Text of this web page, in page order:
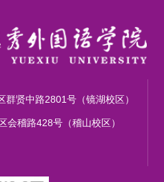
贤中路2801号（镜湖校区）
路428号（稽山校区）